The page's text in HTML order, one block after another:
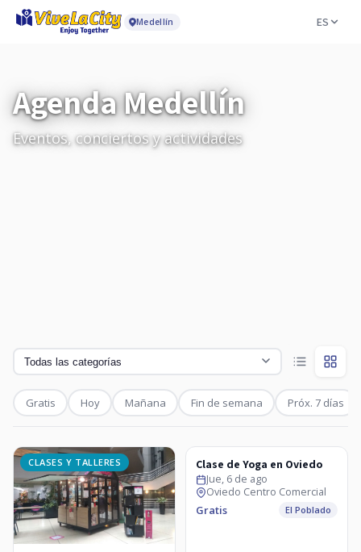
Medellín ES
Agenda Medellín
Eventos, conciertos y actividades
Gratis Hoy Mañana Fin de semana Próx. 7 días
CLASES Y TALLERES CLASES Y TALLERES
Clase de Yoga en Oviedo
Jue, 6 de ago
Oviedo Centro Comercial
Gratis El Poblado